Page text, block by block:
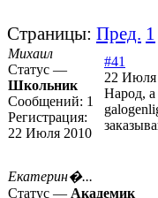
Страницы: Пред. 1
Михаил
Статус —
Школьник
Сообщений: 1
Регистрация:
22 Июля 2010
#41
22 Июля
Народ, а
Екатерин�...
Статус — Академик